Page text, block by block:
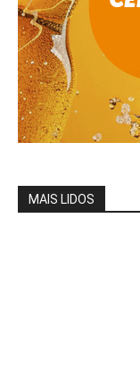
MAIS LIDOS